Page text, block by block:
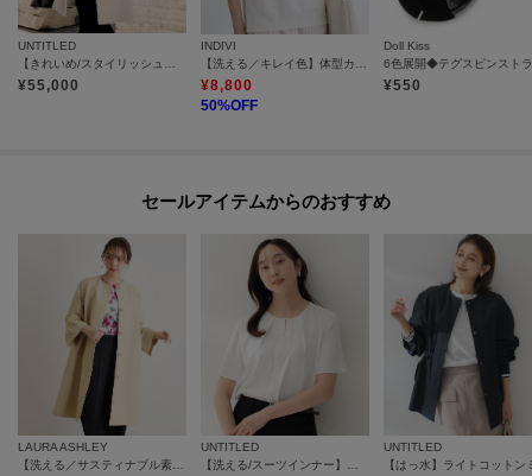
UNTITLED
¥55,000
INDIVI
¥8,800
50%OFF
Doll Kiss
¥550
セールアイテムからのおすすめ
LAURA ASHLEY
UNTITLED
UNTITLED